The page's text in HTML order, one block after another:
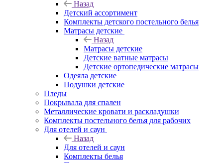
Назад
Детский ассортимент
Комплекты детского постельного белья
Матрасы детские
Назад
Матрасы детские
Детские ватные матрасы
Детские ортопедические матрасы
Одеяла детские
Подушки детские
Пледы
Покрывала для спален
Металлические кровати и раскладушки
Комплекты постельного белья для рабочих
Для отелей и саун
Назад
Для отелей и саун
Комплекты белья